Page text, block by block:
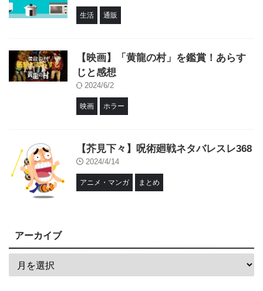
生活 通販
【映画】「黄龍の村」を鑑賞！あらす
じと感想
2024/6/2
映画 ホラー
【芥見下々】呪術廻戦ネタバレスレ368
2024/4/14
アニメ・マンガ まとめ
アーカイブ